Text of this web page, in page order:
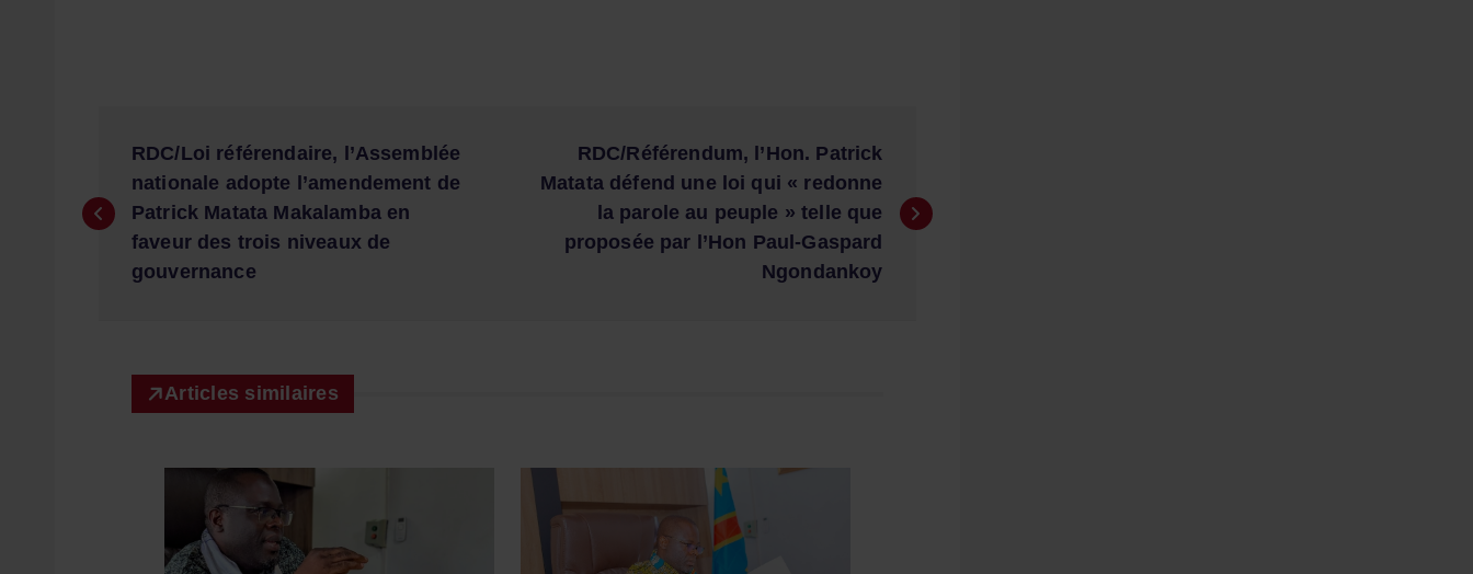
a
RDC/Loi référendaire, l’Assemblée
nationale adopte l’amendement de
Patrick Matata Makalamba en
faveur des trois niveaux de
gouvernance
RDC/Référendum, l’Hon. Patrick
Matata défend une loi qui « redonne
la parole au peuple » telle que
proposée par l’Hon Paul-Gaspard
Ngondankoy
Articles similaires